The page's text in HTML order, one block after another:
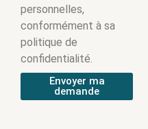
personnelles,
conformément à sa
politique de
confidentialité.
Envoyer ma
demande